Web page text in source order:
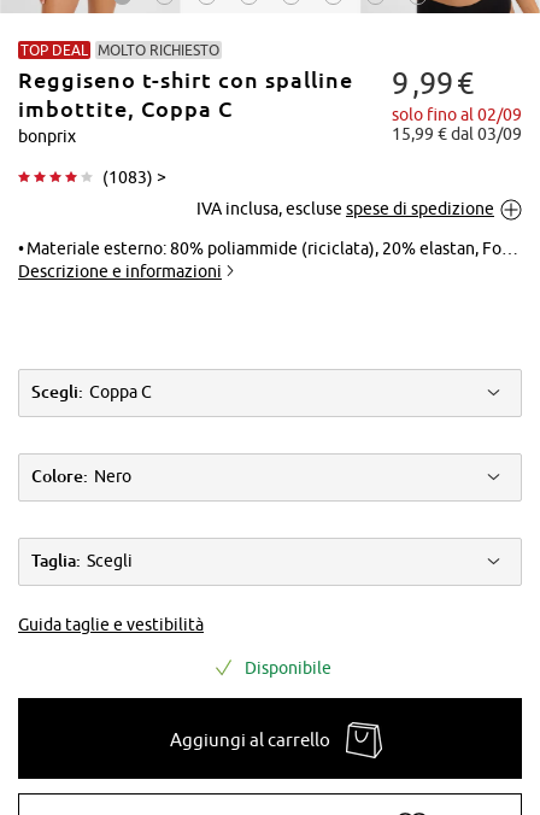
ingrandire
TOP DEAL MOLTO RICHIESTO
Reggiseno t-shirt con spalline
imbottite, Coppa C
bonprix
(1083) >
9 99€
solo fino al 02/09
15,99 € dal 03/09
IVA inclusa, escluse spese di spedizione
Materiale esterno: 80% poliammide (riciclata), 20% elastan, Fodera: 80% poliammide (riciclata), 20% elastan
Descrizione e informazioni
Scegli: Coppa C
Colore: Nero
Taglia: Scegli
Guida taglie e vestibilità
Disponibile
Aggiungi al carrello